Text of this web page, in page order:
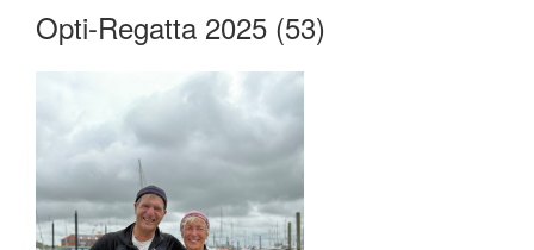
Opti-Regatta 2025 (53)